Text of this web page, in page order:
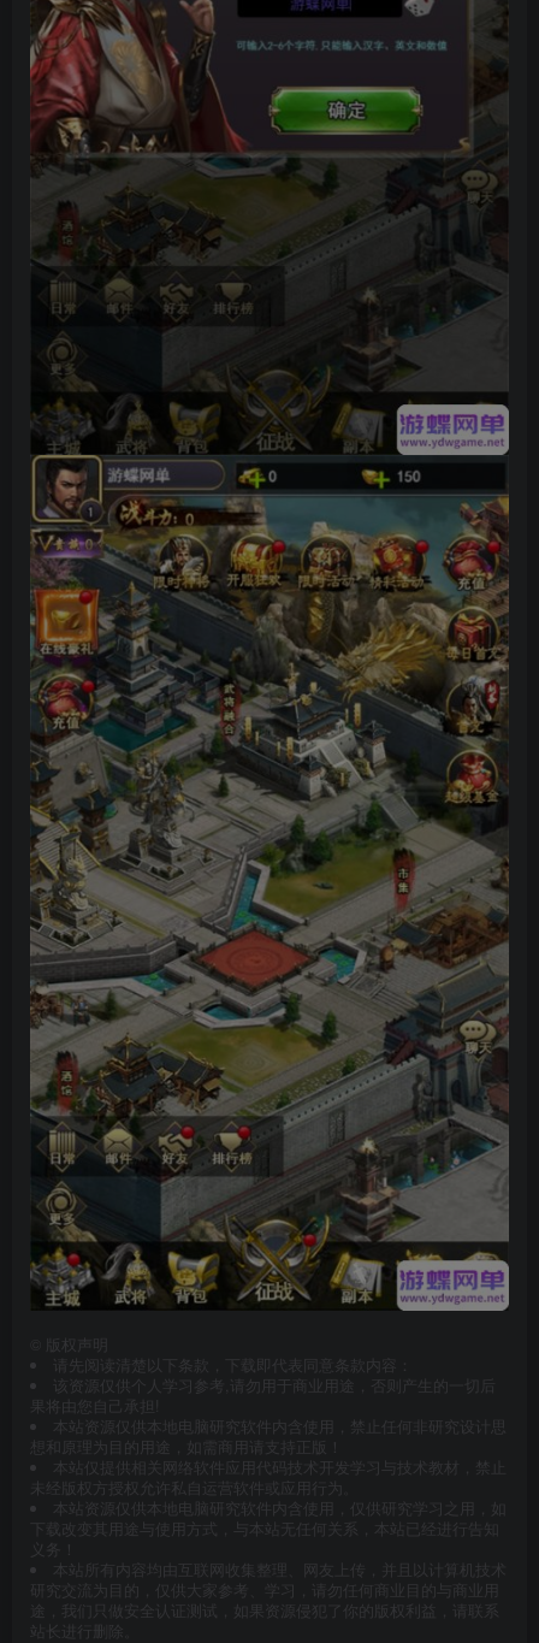
版权声明
请先阅读清楚以下条款，下载即代表同意条款内容：
该资源仅供个人学习参考,请勿用于商业用途，否则产生的一切后
果将由您自己承担!
本站资源仅供本地电脑研究软件内含使用，禁止任何非研究设计思
想和原理为目的用途，如需商用请支持正版！
本站仅提供相关网络软件应用代码技术开发学习与技术教材，禁止
未经版权方授权允许私自运营软件或应用行为。
本站资源仅供本地电脑研究软件内含使用，仅供研究学习之用，如
下载改变其用途与使用方式，与本站无任何关系，本站已经进行告知
义务！
本站所有内容均由互联网收集整理、网友上传，并且以计算机技术
研究交流为目的，仅供大家参考、学习，请勿任何商业目的与商业用
途，我们只做安全认证测试，如果资源侵犯了你的版权利益，请联系
站长进行删除。